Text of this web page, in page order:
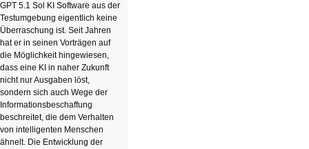
GPT 5.1 Sol KI Software aus der
Testumgebung eigentlich keine
Überraschung ist. Seit Jahren
hat er in seinen Vorträgen auf
die Möglichkeit hingewiesen,
dass eine KI in naher Zukunft
nicht nur Ausgaben löst,
sondern sich auch Wege der
Informationsbeschaffung
beschreitet, die dem Verhalten
von intelligenten Menschen
ähnelt. Die Entwicklung der